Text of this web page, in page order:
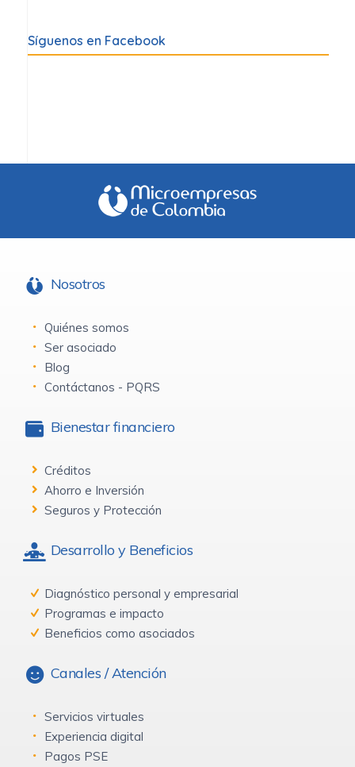
Síguenos en Facebook
Nosotros
Quiénes somos
Ser asociado
Blog
Contáctanos - PQRS
Bienestar financiero
Créditos
Ahorro e Inversión
Seguros y Protección
Desarrollo y Beneficios
Diagnóstico personal y empresarial
Programas e impacto
Beneficios como asociados
Canales / Atención
Servicios virtuales
Experiencia digital
Pagos PSE